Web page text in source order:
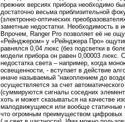
прежних версиях прибора необходимо
достаточно весьма приблизительной
(электронно-оптических
заметные недостатки. Необходимость в
Впрочем, Ranger Pro позволяет её не
«Рейнджером» у «Рейнджера Про»
равнялся 0,04 люкс (без подсветки в
модели прибора он равен 0,00003 люкс.
недостатка света – например, когда
освещенности, - вступает в действие
иначе называемый “накоплением до
осуществляется за счет
(суммируются сигналы соседних
хоть и может сказываться на качестве
малодвижущиеся или вообще статичные
что огромным преимуществом цифровых